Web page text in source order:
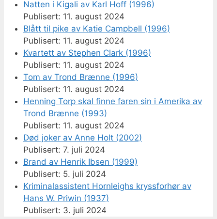
Natten i Kigali av Karl Hoff (1996)
11. august 2024
Blått til pike av Katie Campbell (1996)
11. august 2024
Kvartett av Stephen Clark (1996)
11. august 2024
Tom av Trond Brænne (1996)
11. august 2024
Henning Torp skal finne faren sin i Amerika av
Trond Brænne (1993)
11. august 2024
Død joker av Anne Holt (2002)
7. juli 2024
Brand av Henrik Ibsen (1999)
5. juli 2024
Kriminalassistent Hornleighs kryssforhør av
Hans W. Priwin (1937)
3. juli 2024